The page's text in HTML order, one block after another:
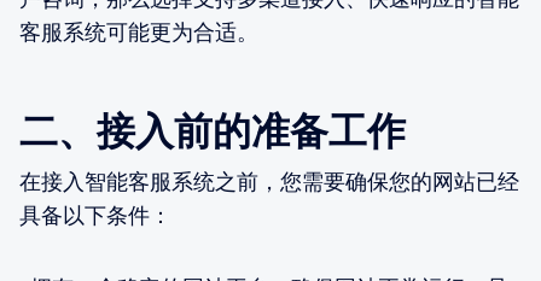
客服系统可能更为合适。
二、接入前的准备工作
在接入智能客服系统之前，您需要确保您的网站已经
具备以下条件：